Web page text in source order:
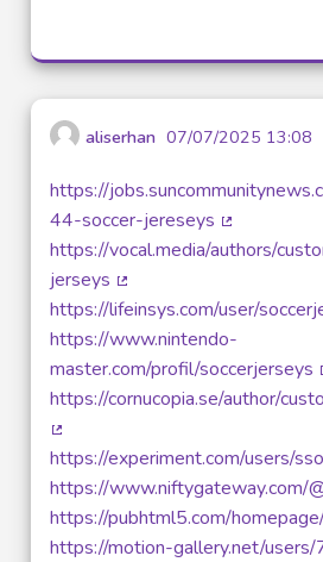
aliserhan 07/07/2025 13:08
https://
44-soccer-jereseys
(External
https://vocal.media/authors/
jerseys
(External link)
https://lifeinsys.com/user/
https://www.nintendo-
master.com/profil/soccerjerseys
https://cornucopia.se/author/
(External link)
https://experiment.com/users/
https://www.niftygateway.com/
https://pubhtml5.com/
https://motion-gallery.net/